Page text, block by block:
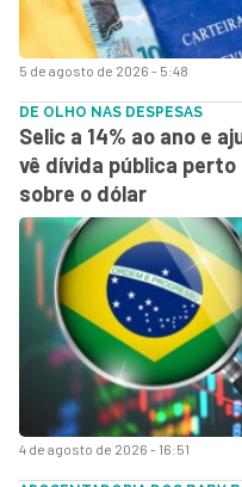
5 de agosto de 2026 - 5:48
4 de agosto de 2026 - 16:51
DE OLHO NAS DESPESAS
Selic a 14% ao ano e
vê dívida pública
sobre o dólar